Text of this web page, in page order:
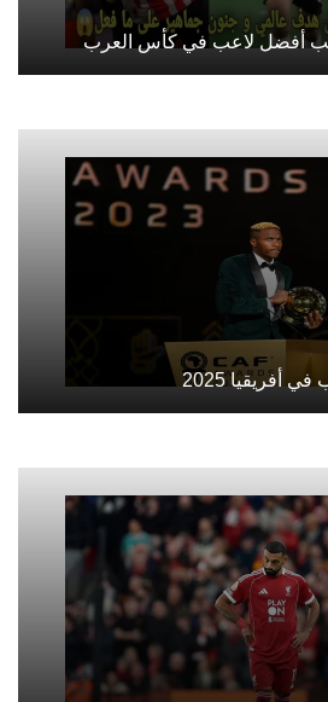
أفضل لاعب في كأس العرب
أفريقيا 2025